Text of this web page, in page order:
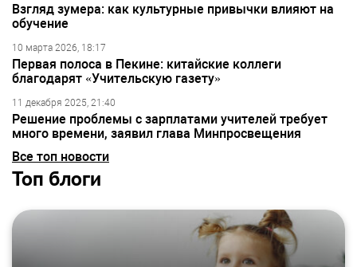
Взгляд зумера: как культурные привычки влияют на
обучение
10 марта 2026, 18:17
Первая полоса в Пекине: китайские коллеги
благодарят «Учительскую газету»
11 декабря 2025, 21:40
Решение проблемы с зарплатами учителей требует
много времени, заявил глава Минпросвещения
Все топ новости
Топ блоги